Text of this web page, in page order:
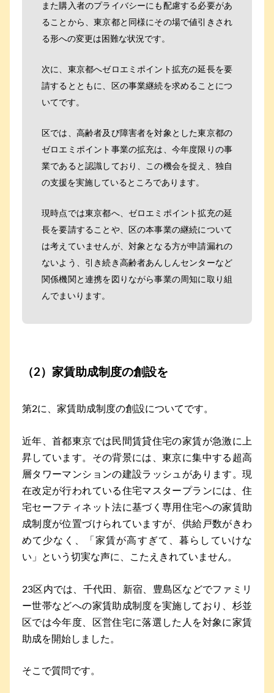
また購入者のプライバシーにも配慮する必要があ
ることから、東京都と同様にその場で値引きされ
る形への変更は困難な状況です。
次に、東京都へゼロエミポイント拡充の延長を要
請するとともに、区の事業継続を求めることにつ
いてです。
区では、高齢者及び障害者を対象とした東京都の
ゼロエミポイント事業の拡充は、今年度限りの事
業であると認識しており、この機会を捉え、独自
の支援を実施しているところであります。
現時点では東京都へ、ゼロエミポイント拡充の延
長を要請することや、区の本事業の継続について
は考えていませんが、対象となる方が申請漏れの
ないよう、引き続き高齢者あんしんセンターなど
関係機関と連携を図りながら事業の周知に取り組
んでまいります。
（2）家賃助成制度の創設を
第2に、家賃助成制度の創設についてです。
近年、首都東京では民間賃貸住宅の家賃が急激に上
昇しています。その背景には、東京に集中する超高
層タワーマンションの建設ラッシュがあります。現
在改定が行われている住宅マスタープランには、住
宅セーフティネット法に基づく専用住宅への家賃助
成制度が位置づけられていますが、供給戸数がきわ
めて少なく、「家賃が高すぎて、暮らしていけな
い」という切実な声に、こたえきれていません。
23区内では、千代田、新宿、豊島区などでファミリ
ー世帯などへの家賃助成制度を実施しており、杉並
区では今年度、区営住宅に落選した人を対象に家賃
助成を開始しました。
そこで質問です。